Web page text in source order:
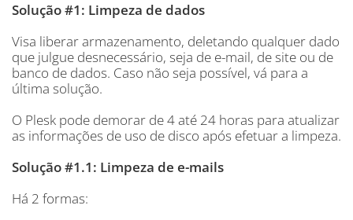
Solução #1: Limpeza de dados
Visa liberar armazenamento, deletando qualquer dado
que julgue desnecessário, seja de e-mail, de site ou de
banco de dados. Caso não seja possível, vá para a
última solução.
O Plesk pode demorar de 4 até 24 horas para atualizar
as informações de uso de disco após efetuar a limpeza.
Solução #1.1: Limpeza de e-mails
Há 2 formas: